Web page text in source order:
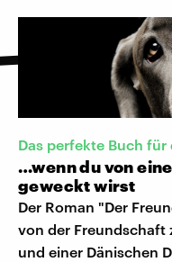
Das perfekte Buch
…wenn du von
geweckt wirst
Der Roman "Der
von der Freundschaft
und einer Dänischen